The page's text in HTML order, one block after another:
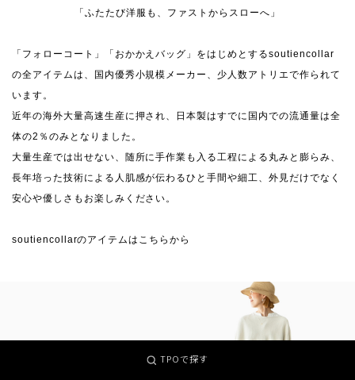
「ふたたび洋服も、ファストからスローへ」
「フォローコート」「おかかえバッグ」をはじめとするsoutiencollar
の全アイテムは、国内優秀小規模メーカー、少人数アトリエで作られて
います。
近年の海外大量高速生産に押され、日本製はすでに国内での流通量は全
体の2％のみとなりました。
大量生産では出せない、随所に手作業も入る工程による丸みと膨らみ、
長年培った技術による人肌感が伝わるひと手間や細工、外見だけでなく
安心や優しさもお楽しみください。
soutiencollarのアイテムはこちらから
TPOで探す